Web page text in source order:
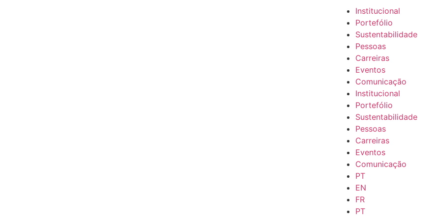
Institucional
Portefólio
Sustentabilidade
Pessoas
Carreiras
Eventos
Comunicação
Institucional
Portefólio
Sustentabilidade
Pessoas
Carreiras
Eventos
Comunicação
PT
EN
FR
PT